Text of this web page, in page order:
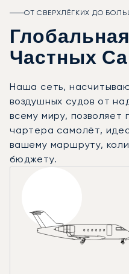
ОТ СВЕРХЛЁГКИХ ДО
Частных
Наша сеть,
воздушных судов от
всему миру, позволяет
чартера самолёт,
вашему маршруту,
бюджету.